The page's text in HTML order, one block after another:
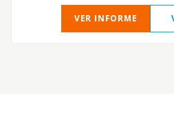
VER INFORME